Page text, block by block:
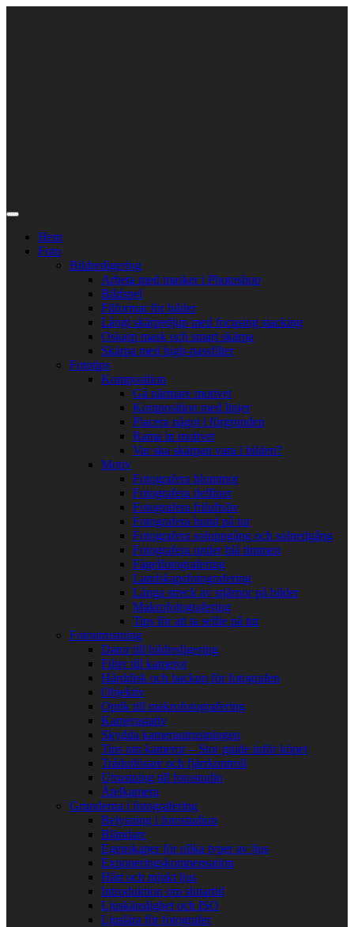
Hem
Foto
Bildredigering
Arbeta med masker i Photoshop
Bildspel
Filformat för bilder
Långt skärpedjup med focusing stacking
Oskarp mask och smart skärpa
Skärpa med high-passfilter
Fototips
Komposition
Gå närmare motivet
Komposition med linjer
Placera något i förgrunden
Rama in motivet
Var ska skärpan vara i bilden?
Motiv
Fotografera blommor
Fotografera delfiner
Fotografera friluftsliv
Fotografera hund på tur
Fotografera soluppgång och solnedgång
Fotografera under blå timmen
Fågelfotografering
Landskapsfotografering
Långa streck av stjärnor på bilder
Makrofotografering
Tips för att ta selfie på tur
Fotoutrustning
Dator till bildredigering
Filter till kameror
Hårddisk och backup för fotografen
Objektiv
Optik till makrofotografering
Kamerastativ
Skydda kamerautrustningen
Tips om kameror – Stor guide inför köpet
Trådutlösare och fjärrkontroll
Utrustning till fotostudio
Åtelkamera
Grunderna i fotografering
Belysning i fotostudion
Bländare
Egenskaper för olika typer av ljus
Exponeringskompensation
Hårt och mjukt ljus
Introduktion om slutartid
Ljuskänslighet och ISO
Ljuslära för fotografer